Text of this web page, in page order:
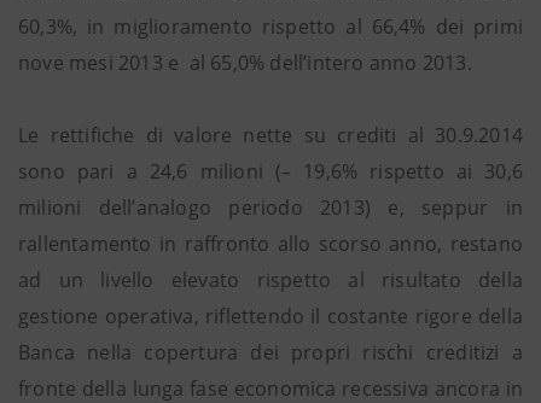
60,3%, in miglioramento rispetto al 66,4% dei primi
nove mesi 2013 e al 65,0% dell’intero anno 2013.
Le rettifiche di valore nette su crediti al 30.9.2014
sono pari a 24,6 milioni (– 19,6% rispetto ai 30,6
milioni dell’analogo periodo 2013) e, seppur in
rallentamento in raffronto allo scorso anno, restano
ad un livello elevato rispetto al risultato della
gestione operativa, riflettendo il costante rigore della
Banca nella copertura dei propri rischi creditizi a
fronte della lunga fase economica recessiva ancora in